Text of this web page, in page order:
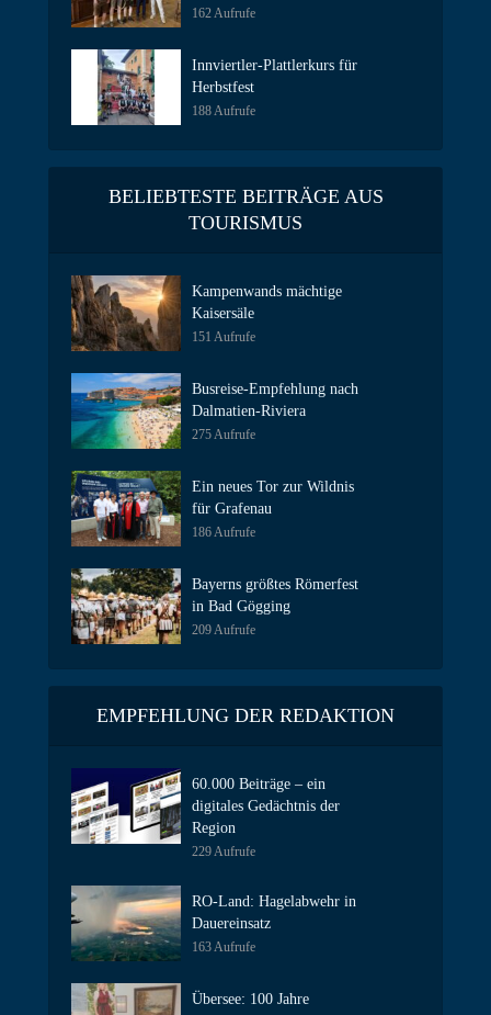
162 Aufrufe
Innviertler-Plattlerkurs für
Herbstfest
188 Aufrufe
BELIEBTESTE BEITRÄGE AUS
TOURISMUS
Kampenwands mächtige
Kaisersäle
151 Aufrufe
Busreise-Empfehlung nach
Dalmatien-Riviera
275 Aufrufe
Ein neues Tor zur Wildnis
für Grafenau
186 Aufrufe
Bayerns größtes Römerfest
in Bad Gögging
209 Aufrufe
EMPFEHLUNG DER REDAKTION
60.000 Beiträge – ein
digitales Gedächtnis der
Region
229 Aufrufe
RO-Land: Hagelabwehr in
Dauereinsatz
163 Aufrufe
Übersee: 100 Jahre